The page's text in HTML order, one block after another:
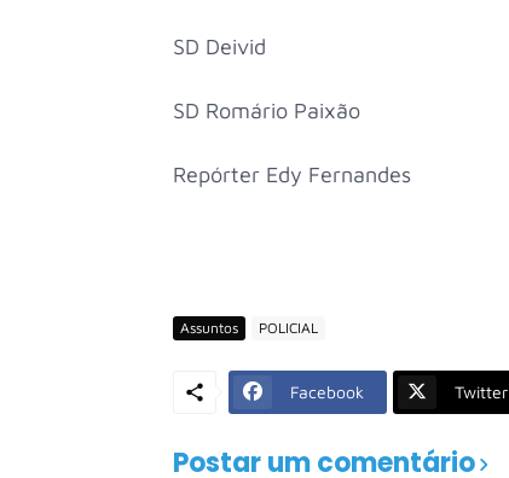
SD Deivid
SD Romário Paixão
Repórter Edy Fernandes
Assuntos POLICIAL
Facebook Twitter
Postar um comentário